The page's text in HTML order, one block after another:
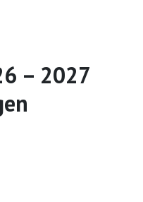
– 2027